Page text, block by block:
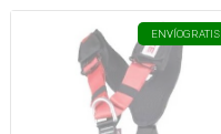
ENVÍOGRATIS